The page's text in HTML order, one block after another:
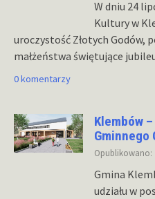
W dniu 24
Kultury w
uroczystość Złotych Godów,
małżeństwa świętujące
0 komentarzy
Klembów
Gminnego
Opublikowano:
Gmina
udziału w